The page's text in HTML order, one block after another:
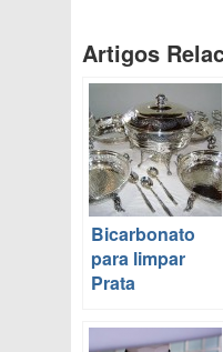
Artigos
Bicarbonato
para limpar
Prata